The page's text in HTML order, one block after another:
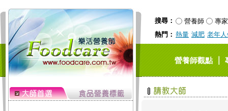
搜尋： 營養師
專家
熱門： 熱量 減肥 老年
營養師觀點｜